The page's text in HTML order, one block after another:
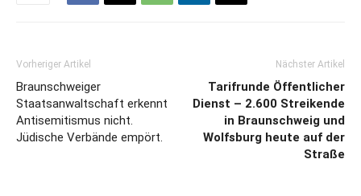
Vorheriger Artikel
Braunschweiger
Staatsanwaltschaft erkennt
Antisemitismus nicht.
Jüdische Verbände empört.
Nächster Artikel
Tarifrunde Öffentlicher
Dienst – 2.600 Streikende
in Braunschweig und
Wolfsburg heute auf der
Straße